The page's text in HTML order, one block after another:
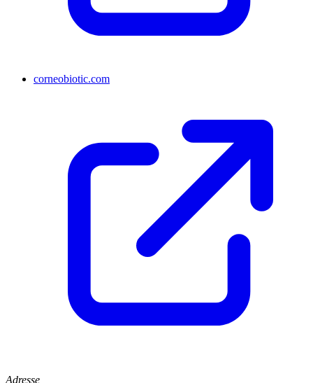
corneobiotic.com
Adresse